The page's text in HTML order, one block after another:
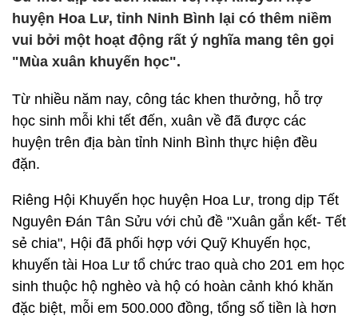
huyện Hoa Lư, tỉnh Ninh Bình lại có thêm niềm
vui bởi một hoạt động rất ý nghĩa mang tên gọi
"Mùa xuân khuyến học".
Từ nhiều năm nay, công tác khen thưởng, hỗ trợ
học sinh mỗi khi tết đến, xuân về đã được các
huyện trên địa bàn tỉnh Ninh Bình thực hiện đều
đặn.
Riêng Hội Khuyến học huyện Hoa Lư, trong dịp Tết
Nguyên Đán Tân Sửu với chủ đề "Xuân gắn kết- Tết
sẻ chia", Hội đã phối hợp với Quỹ Khuyến học,
khuyến tài Hoa Lư tổ chức trao quà cho 201 em học
sinh thuộc hộ nghèo và hộ có hoàn cảnh khó khăn
đặc biệt, mỗi em 500.000 đồng, tổng số tiền là hơn